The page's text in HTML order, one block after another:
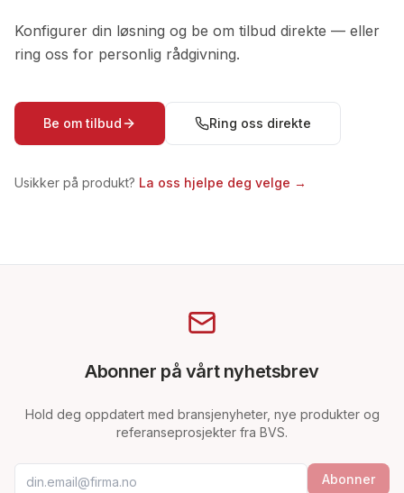
Konfigurer din løsning og be om tilbud direkte — eller
ring oss for personlig rådgivning.
Be om tilbud Ring oss direkte
Usikker på produkt? La oss hjelpe deg velge →
Abonner på vårt nyhetsbrev
Hold deg oppdatert med bransjenyheter, nye produkter og
referanseprosjekter fra BVS.
E-postadresse Abonner